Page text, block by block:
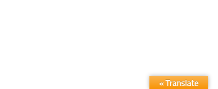
Translate »